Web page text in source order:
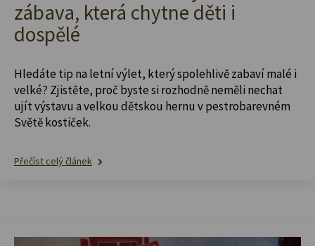
zábava, která chytne děti i
dospělé
Hledáte tip na letní výlet, který spolehlivě zabaví malé i
velké? Zjistěte, proč byste si rozhodně neměli nechat
ujít výstavu a velkou dětskou hernu v pestrobarevném
Světě kostiček.
Přečíst celý článek